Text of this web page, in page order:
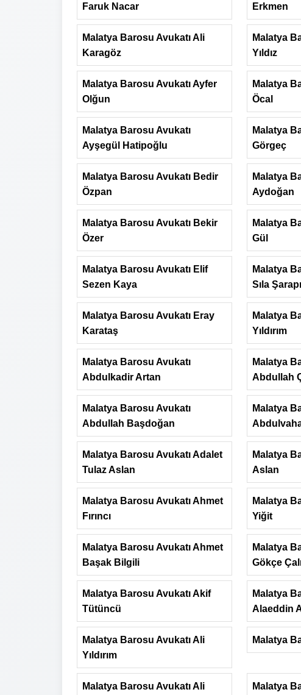
Faruk Nacar
Erkmen
Malatya Barosu Avukatı Ali
Karagöz
Malatya
Yıldız
Malatya Barosu Avukatı Ayfer
Olğun
Malatya
Öcal
Malatya Barosu Avukatı
Ayşegül Hatipoğlu
Malatya
Görgeç
Malatya Barosu Avukatı Bedir
Özpan
Malatya
Aydoğan
Malatya Barosu Avukatı Bekir
Özer
Malatya
Gül
Malatya Barosu Avukatı Elif
Sezen Kaya
Malatya
Sıla
Malatya Barosu Avukatı Eray
Karataş
Malatya
Yıldırım
Malatya Barosu Avukatı
Abdulkadir Artan
Malatya
Abdullah
Malatya Barosu Avukatı
Abdullah Başdoğan
Malatya
Malatya Barosu Avukatı Adalet
Tulaz Aslan
Malatya
Aslan
Malatya Barosu Avukatı Ahmet
Fırıncı
Malatya
Yiğit
Malatya Barosu Avukatı Ahmet
Başak Bilgili
Malatya
Gökçe
Malatya Barosu Avukatı Akif
Tütüncü
Malatya
Alaeddin
Malatya Barosu Avukatı Ali
Yıldırım
Malatya
Malatya Barosu Avukatı Ali
Malatya